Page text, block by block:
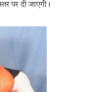
पर दी जाएगी।